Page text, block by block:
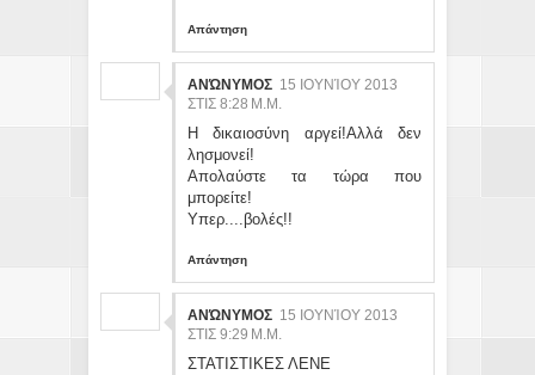
Απάντηση
ΑΝΏΝΥΜΟΣ 15 ΙΟΥΝΊΟΥ 2013
ΣΤΙΣ 8:28 Μ.Μ.
Η δικαιοσύνη αργεί!Αλλά δεν
λησμονεί!
Απολαύστε τα τώρα που
μπορείτε!
Υπερ....βολές!!
Απάντηση
ΑΝΏΝΥΜΟΣ 15 ΙΟΥΝΊΟΥ 2013
ΣΤΙΣ 9:29 Μ.Μ.
ΣΤΑΤΙΣΤΙΚΕΣ ΛΕΝΕ